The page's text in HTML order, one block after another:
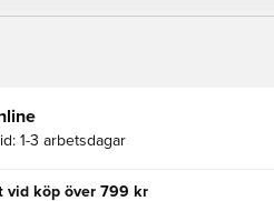
1-3 arbetsdagar
vid köp över 799 kr